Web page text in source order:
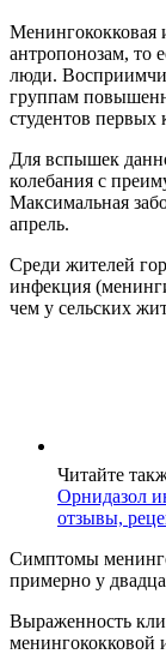
Менингококковая
антропонозам, то
люди.
группам
студентов первых
Для вспышек
колебания с
Максимальная
апрель.
Среди жителей
инфекция
чем у сельских
Читайте
Орнидазол
отзывы,
Симптомы
примерно у
Выраженность
менингококковой